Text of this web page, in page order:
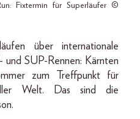
Fixtermin für Superläufer ©
über internationale
und SUP-Rennen: Kärnten
zum Treffpunkt für
Welt. Das sind die